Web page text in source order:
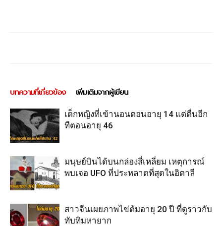
บทความที่เกี่ยวข้อง เพิ่มเติมจากผู้เขียน
เด็กหญิงที่เข้านอนตอนอายุ 14 แต่ตื่นอีก
ทีตอนอายุ 46
มนุษย์บินได้บนกล่องสี่เหลี่ยม เหตุการณ์
พบเจอ UFO ที่ประหลาดที่สุดในอิตาลี
สาวจีนเผยภาพไข่ต้มอายุ 20 ปี ที่ดูราวกับ
ทับทิมหายาก